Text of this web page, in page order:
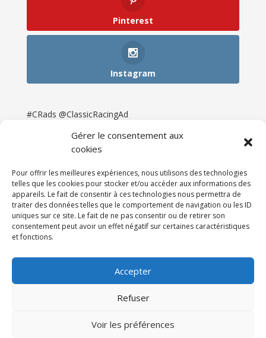
Gérer le consentement aux
cookies
Pour offrir les meilleures expériences, nous utilisons des technologies
telles que les cookies pour stocker et/ou accéder aux informations des
appareils. Le fait de consentir à ces technologies nous permettra de
traiter des données telles que le comportement de navigation ou les ID
uniques sur ce site. Le fait de ne pas consentir ou de retirer son
consentement peut avoir un effet négatif sur certaines caractéristiques
et fonctions.
Accepter
Refuser
Voir les préférences
Pinterest
Instagram
#CRads @ClassicRacingAd
Newsletter & Presse
Partenaires
Tarifs
Espace Client
121DigitalGroup |